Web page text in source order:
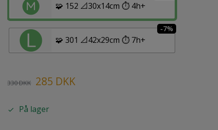
🧩 152 📐30x14cm ⏱️ 4h+
-7%
🧩 301 📐42x29cm ⏱️ 7h+
330DKK 285 DKK
På lager